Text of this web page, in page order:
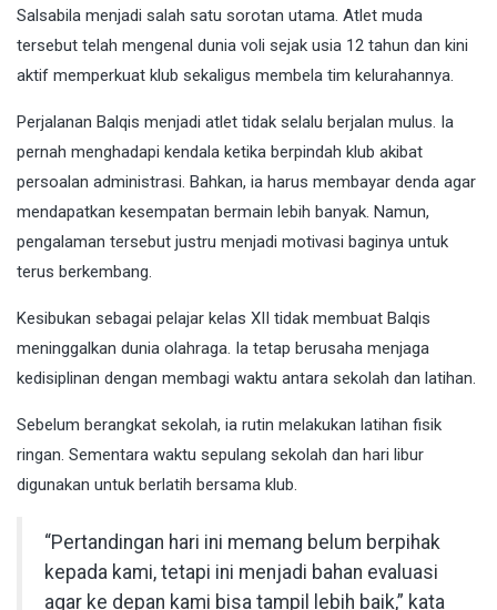
Salsabila menjadi salah satu sorotan utama. Atlet muda
tersebut telah mengenal dunia voli sejak usia 12 tahun dan kini
aktif memperkuat klub sekaligus membela tim kelurahannya.
Perjalanan Balqis menjadi atlet tidak selalu berjalan mulus. Ia
pernah menghadapi kendala ketika berpindah klub akibat
persoalan administrasi. Bahkan, ia harus membayar denda agar
mendapatkan kesempatan bermain lebih banyak. Namun,
pengalaman tersebut justru menjadi motivasi baginya untuk
terus berkembang.
Kesibukan sebagai pelajar kelas XII tidak membuat Balqis
meninggalkan dunia olahraga. Ia tetap berusaha menjaga
kedisiplinan dengan membagi waktu antara sekolah dan latihan.
Sebelum berangkat sekolah, ia rutin melakukan latihan fisik
ringan. Sementara waktu sepulang sekolah dan hari libur
digunakan untuk berlatih bersama klub.
“Pertandingan hari ini memang belum berpihak
kepada kami, tetapi ini menjadi bahan evaluasi
agar ke depan kami bisa tampil lebih baik,” kata